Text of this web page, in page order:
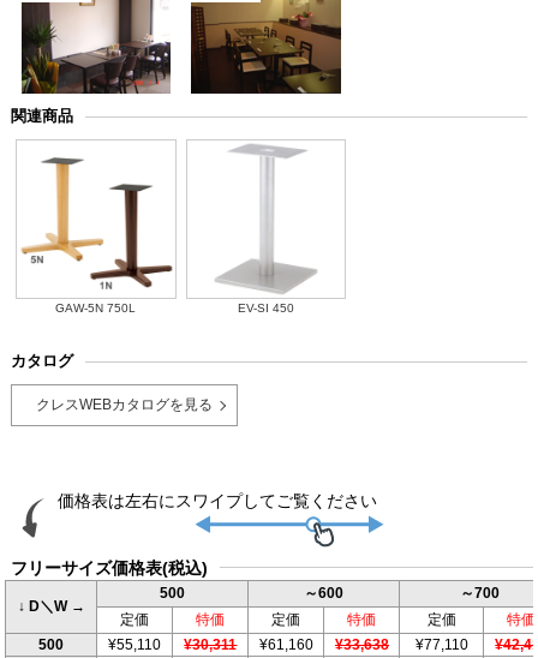
関連商品
GAW-5N 750L EV-SI 450
カタログ
クレスWEBカタログを見る
フリーサイズ価格表(税込)
↓ D＼W →
500 ～600
～700
定価
特価 定価 特価 定価
特価
500
¥55,110 ¥30,311 ¥61,160 ¥33,638 ¥77,110